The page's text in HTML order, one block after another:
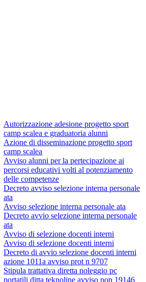
Autorizzazione adesione progetto sport
camp scalea e graduatoria alunni
Azione di disseminazione progetto sport
camp scalea
Avviso alunni per la pertecipazione ai
percorsi educativi volti al potenziamento
delle competenze
Decreto avviso selezione interna personale
ata
Avviso selezione interna personale ata
Decreto avvio selezione interna personale
ata
Avviso di selezione docenti interni
Avviso di selezione docenti interni
Decreto di avvio selezione docenti interni
azione 1011a avviso prot n 9707
Stipula trattativa diretta noleggio pc
portatili ditta teknoline avviso pon 19146